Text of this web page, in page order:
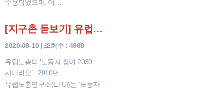
수용되었으며, 어…
[지구촌 돋보기] 유럽노총의 ‘노동자 참여 2030 시나리오’
2020-08-10 | 조회수 : 4968
유럽노총의 ‘노동자 참여 2030
시나리오’ 2010년
유럽노총연구소(ETUI)는 ‘노동자